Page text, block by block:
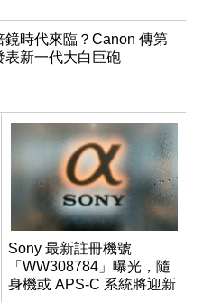
鏡時代來臨？Canon 傳第
表新一代大白巨砲
Sony 最新註冊機號
「WW308784」曝光，隨
身機或 APS-C 系統將迎新